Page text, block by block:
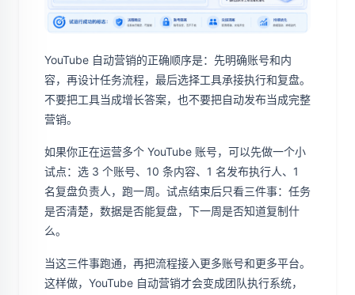
YouTube 自动营销的正确顺序是：先明确账号和内
容，再设计任务流程，最后选择工具承接执行和复盘。
不要把工具当成增长答案，也不要把自动发布当成完整
营销。
如果你正在运营多个 YouTube 账号，可以先做一个小
试点：选 3 个账号、10 条内容、1 名发布执行人、1
名复盘负责人，跑一周。试点结束后只看三件事：任务
是否清楚，数据是否能复盘，下一周是否知道复制什
么。
当这三件事跑通，再把流程接入更多账号和更多平台。
这样做，YouTube 自动营销才会变成团队执行系统，